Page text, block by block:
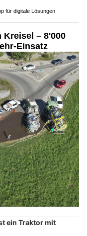
für digitale Lösungen
– 8'000
Einsatz
ein Traktor mit